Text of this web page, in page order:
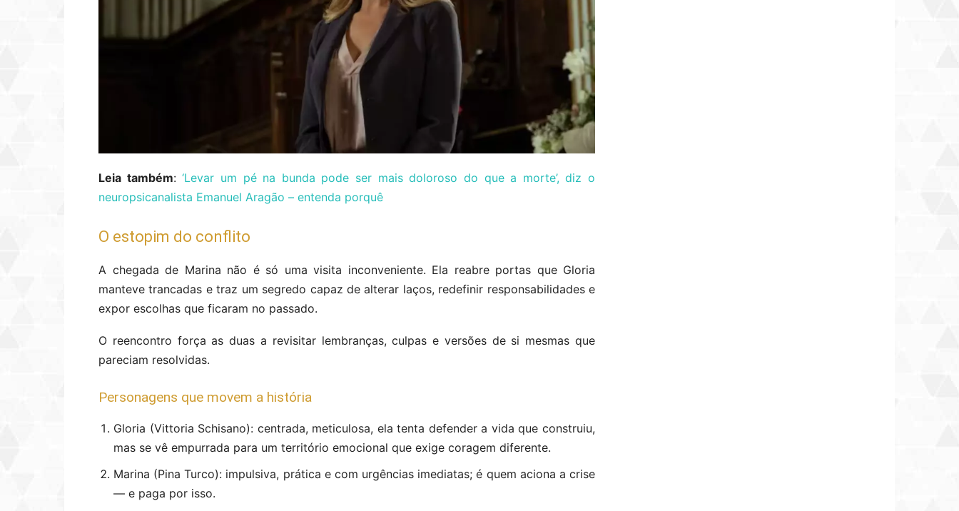
Leia também:‘Levar um pé na bunda pode ser mais doloroso do que a morte’, diz o
neuropsicanalista Emanuel Aragão – entenda porquê
O estopim do conflito
A chegada de Marina não é só uma visita inconveniente. Ela reabre portas que Gloria
manteve trancadas e traz um segredo capaz de alterar laços, redefinir responsabilidades e
expor escolhas que ficaram no passado.
O reencontro força as duas a revisitar lembranças, culpas e versões de si mesmas que
pareciam resolvidas.
Personagens que movem a história
Gloria (Vittoria Schisano): centrada, meticulosa, ela tenta defender a vida que construiu,
mas se vê empurrada para um território emocional que exige coragem diferente.
Marina (Pina Turco): impulsiva, prática e com urgências imediatas; é quem aciona a crise
— e paga por isso.